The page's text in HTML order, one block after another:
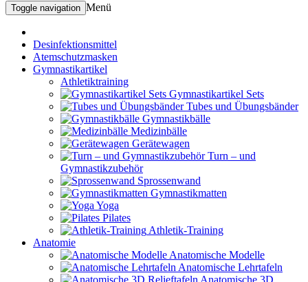
Toggle navigation Menü
Desinfektionsmittel
Atemschutzmasken
Gymnastikartikel
Athletiktraining
Gymnastikartikel Sets
Tubes und Übungsbänder
Gymnastikbälle
Medizinbälle
Gerätewagen
Turn – und
Gymnastikzubehör
Sprossenwand
Gymnastikmatten
Yoga
Pilates
Athletik-Training
Anatomie
Anatomische Modelle
Anatomische Lehrtafeln
Anatomische 3D